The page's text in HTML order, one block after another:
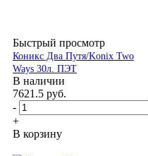
Быстрый просмотр
Коникс Два Путя/Konix Two
Ways 30л. ПЭТ
В наличии
7621.5 руб.
-
+
В корзину